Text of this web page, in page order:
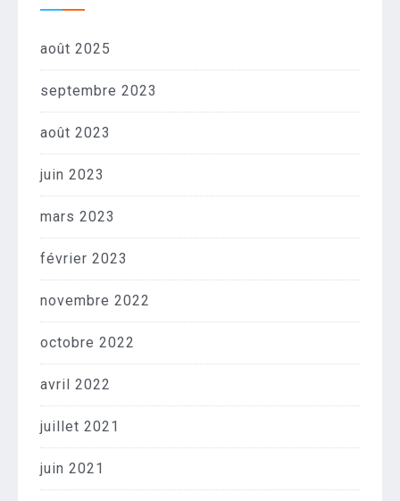
août 2025
septembre 2023
août 2023
juin 2023
mars 2023
février 2023
novembre 2022
octobre 2022
avril 2022
juillet 2021
juin 2021